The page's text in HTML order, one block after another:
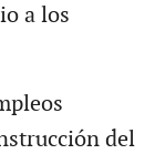
a los
del